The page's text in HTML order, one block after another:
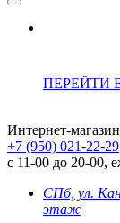
ПЕРЕЙТИ
Интернет-
+7 (950) 021-22-29
с 11-00 до 20-00,
СПб, ул.
этаж